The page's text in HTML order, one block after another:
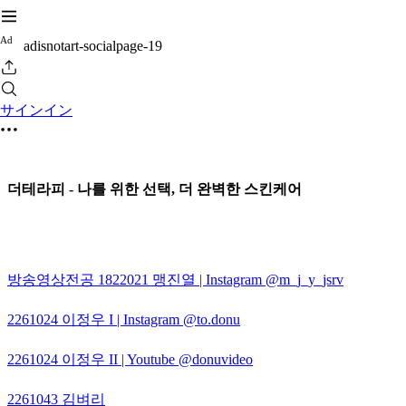
Ad adisnotart-socialpage-19
サインイン
더테라피 - 나를 위한 선택, 더 완벽한 스킨케어
방송영상전공 1822021 맹진열 | Instagram @m_j_y_jsrv
2261024 이정우 I | Instagram @to.donu
2261024 이정우 II | Youtube @donuvideo
2261043 김벼리